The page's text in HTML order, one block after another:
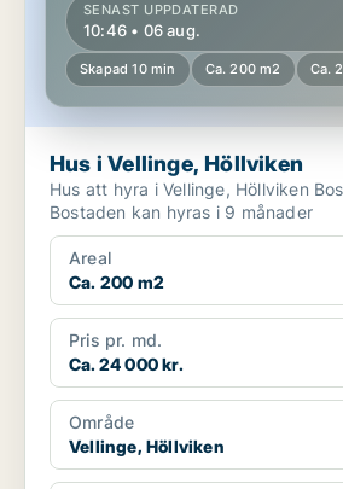
SENAST UPPDATERAD
10:46 • 06 aug.
Skapad 10 min Ca. 200 m2 Ca.
Hus i Vellinge, Höllviken
Hus att hyra i Vellinge, Höllviken Bostaden har 7 rum
Bostaden kan hyras i 9 månader
Areal
Ca. 200 m2
Pris pr. md.
Ca. 24 000 kr.
Område
Vellinge, Höllviken